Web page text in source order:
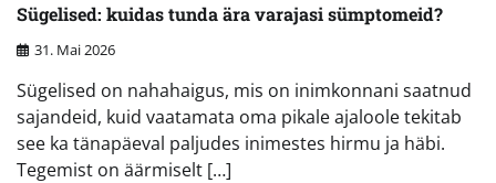
Sügelised: kuidas tunda ära varajasi sümptomeid?
31. Mai 2026
Sügelised on nahahaigus, mis on inimkonnani saatnud
sajandeid, kuid vaatamata oma pikale ajaloole tekitab
see ka tänapäeval paljudes inimestes hirmu ja häbi.
Tegemist on äärmiselt […]